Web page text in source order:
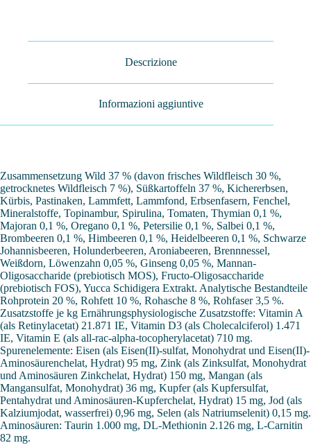
Descrizione
Informazioni aggiuntive
Zusammensetzung Wild 37 % (davon frisches Wildfleisch 30 %,
getrocknetes Wildfleisch 7 %), Süßkartoffeln 37 %, Kichererbsen,
Kürbis, Pastinaken, Lammfett, Lammfond, Erbsenfasern, Fenchel,
Mineralstoffe, Topinambur, Spirulina, Tomaten, Thymian 0,1 %,
Majoran 0,1 %, Oregano 0,1 %, Petersilie 0,1 %, Salbei 0,1 %,
Brombeeren 0,1 %, Himbeeren 0,1 %, Heidelbeeren 0,1 %, Schwarze
Johannisbeeren, Holunderbeeren, Aroniabeeren, Brennnessel,
Weißdorn, Löwenzahn 0,05 %, Ginseng 0,05 %, Mannan-
Oligosaccharide (prebiotisch MOS), Fructo-Oligosaccharide
(prebiotisch FOS), Yucca Schidigera Extrakt. Analytische Bestandteile
Rohprotein 20 %, Rohfett 10 %, Rohasche 8 %, Rohfaser 3,5 %.
Zusatzstoffe je kg Ernährungsphysiologische Zusatzstoffe: Vitamin A
(als Retinylacetat) 21.871 IE, Vitamin D3 (als Cholecalciferol) 1.471
IE, Vitamin E (als all-rac-alpha-tocopherylacetat) 710 mg.
Spurenelemente: Eisen (als Eisen(II)-sulfat, Monohydrat und Eisen(II)-
Aminosäurenchelat, Hydrat) 95 mg, Zink (als Zinksulfat, Monohydrat
und Aminosäuren Zinkchelat, Hydrat) 150 mg, Mangan (als
Mangansulfat, Monohydrat) 36 mg, Kupfer (als Kupfersulfat,
Pentahydrat und Aminosäuren-Kupferchelat, Hydrat) 15 mg, Jod (als
Kalziumjodat, wasserfrei) 0,96 mg, Selen (als Natriumselenit) 0,15 mg.
Aminosäuren: Taurin 1.000 mg, DL-Methionin 2.126 mg, L-Carnitin
82 mg.